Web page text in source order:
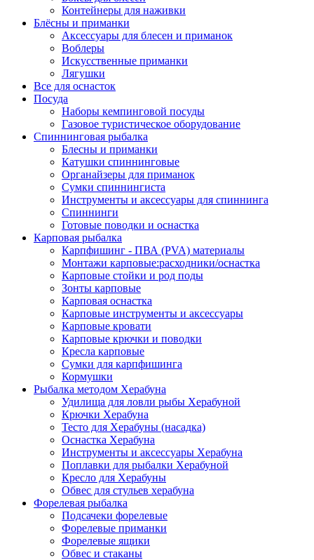
Контейнеры для наживки
Блёсны и приманки
Аксессуары для блесен и приманок
Воблеры
Искусственные приманки
Лягушки
Все для оснасток
Посуда
Наборы кемпинговой посуды
Газовое туристическое оборудование
Спиннинговая рыбалка
Блесны и приманки
Катушки спиннинговые
Органайзеры для приманок
Сумки спиннингиста
Инструменты и аксессуары для спиннинга
Спиннинги
Готовые поводки и оснастка
Карповая рыбалка
Карпфишинг - ПВА (PVA) материалы
Монтажи карповые:расходники/оснастка
Карповые стойки и род поды
Зонты карповые
Карповая оснастка
Карповые инструменты и аксессуары
Карповые кровати
Карповые крючки и поводки
Кресла карповые
Сумки для карпфишинга
Кормушки
Рыбалка методом Херабуна
Удилища для ловли рыбы Херабуной
Крючки Херабуна
Тесто для Херабуны (насадка)
Оснастка Херабуна
Инструменты и аксессуары Херабуна
Поплавки для рыбалки Херабуной
Кресло для Херабуны
Обвес для стульев херабуна
Форелевая рыбалка
Подсачеки форелевые
Форелевые приманки
Форелевые ящики
Обвес и стаканы